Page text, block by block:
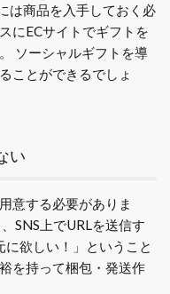
は商品を入手しておく必
にECサイトでギフトを
ソーシャルギフトを導
ことができるでしょ
い
意する必要がありま
SNS上でURLを送信す
欲しい！」ということ
を持って梱包・発送作